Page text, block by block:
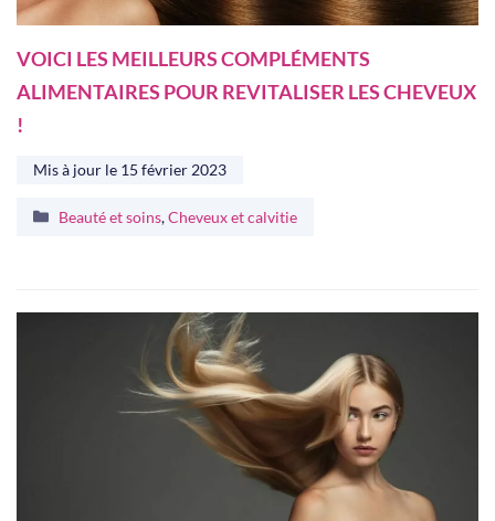
VOICI LES MEILLEURS COMPLÉMENTS
ALIMENTAIRES POUR REVITALISER LES CHEVEUX
!
Mis à jour le 15 février 2023
Catégories
Beauté et soins,Cheveux et calvitie